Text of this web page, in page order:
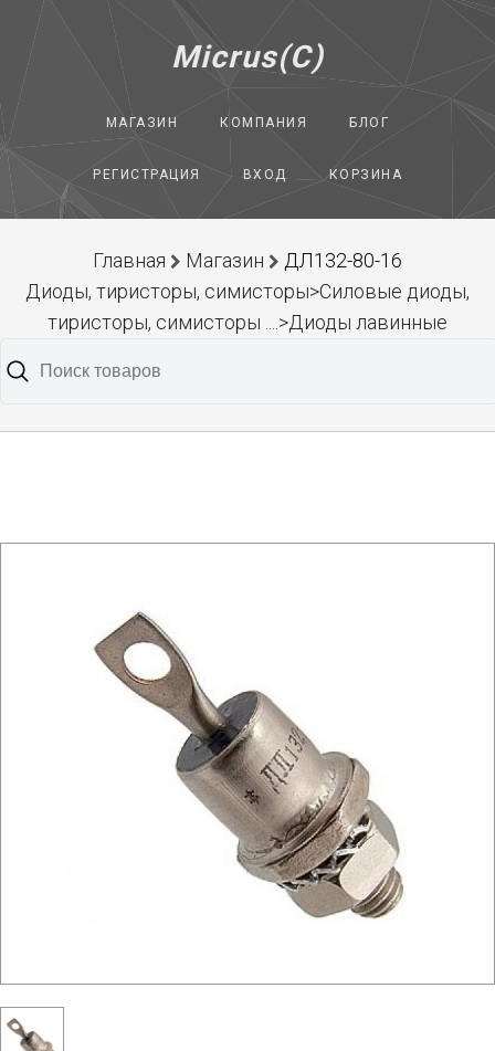
Micrus(C)
МАГАЗИН КОМПАНИЯ БЛОГ
РЕГИСТРАЦИЯ ВХОД КОРЗИНА
Главная Магазин
ДЛ132-80-16
Диоды, тиристоры, симисторы>Силовые диоды,
тиристоры, симисторы ....>Диоды лавинные